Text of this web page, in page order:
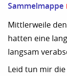
Sammelmappe
Mittlerweile
hatten eine
langsam
Leid tun mir